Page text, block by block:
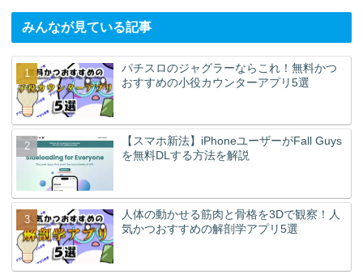
みんなが見ている記事
パチスロのジャグラーならこれ！無料かつ
おすすめの小役カウンターアプリ5選
【スマホ新法】iPhoneユーザーがFall Guys
を無料DLする方法を解説
人体の動かせる筋肉と骨格を3Dで観察！人
気かつおすすめの解剖学アプリ5選